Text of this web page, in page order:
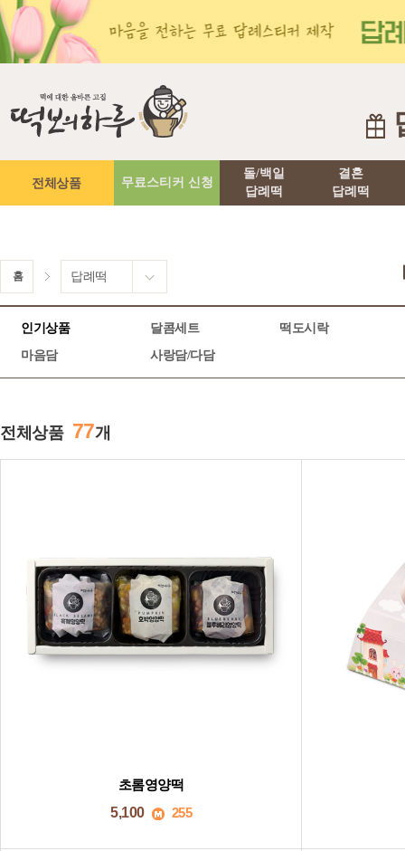
전체상품 무료스티커 신청
돌/백일
답례떡
결혼
답례떡
홈 답례떡
인기상품 달콤세트
떡도시락
마음담
사랑담/다담
전체상품 77개
초롬영양떡
5,100 255